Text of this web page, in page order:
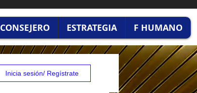
CONSEJERO ESTRATEGIA F HUMANO
Inicia sesión/ Regístrate